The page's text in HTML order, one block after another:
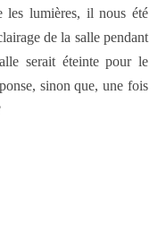
les lumières, il nous été
de la salle pendant
serait éteinte pour le
sinon que, une fois